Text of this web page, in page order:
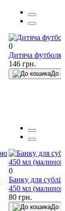
0
Дитяча
146 грн.
До
0
Банку для
450 мл
80 грн.
До